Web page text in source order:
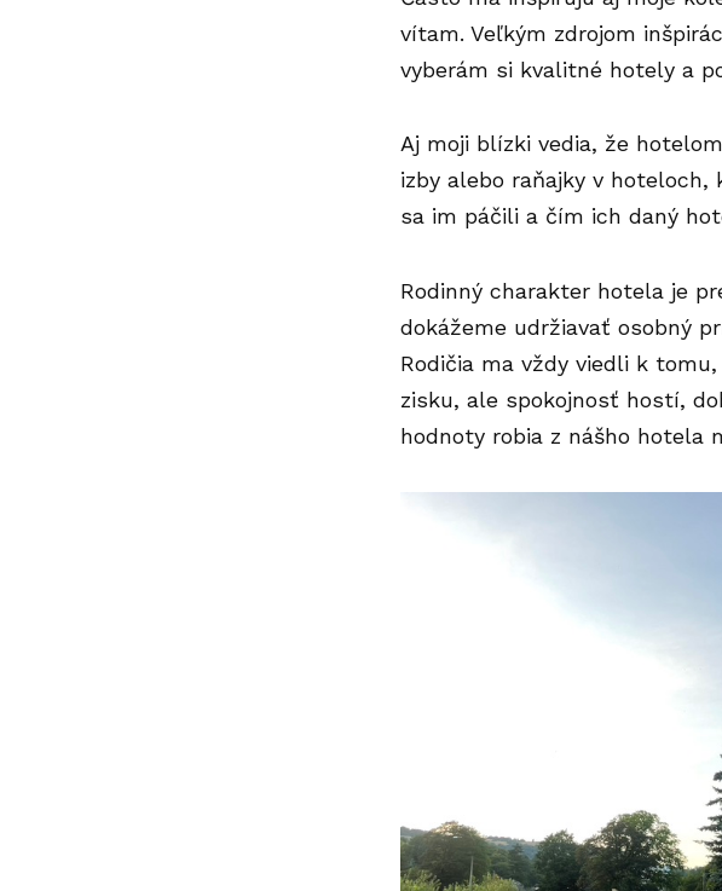
vítam. Veľkým zdrojom
vyberám si kvalitné hotely a
Aj moji blízki vedia, že hotelom
izby alebo raňajky v
sa im páčili a čím ich daný
Rodinný charakter hotela je
dokážeme udržiavať osobný
Rodičia ma vždy viedli k
zisku, ale spokojnosť hostí,
hodnoty robia z nášho hotela